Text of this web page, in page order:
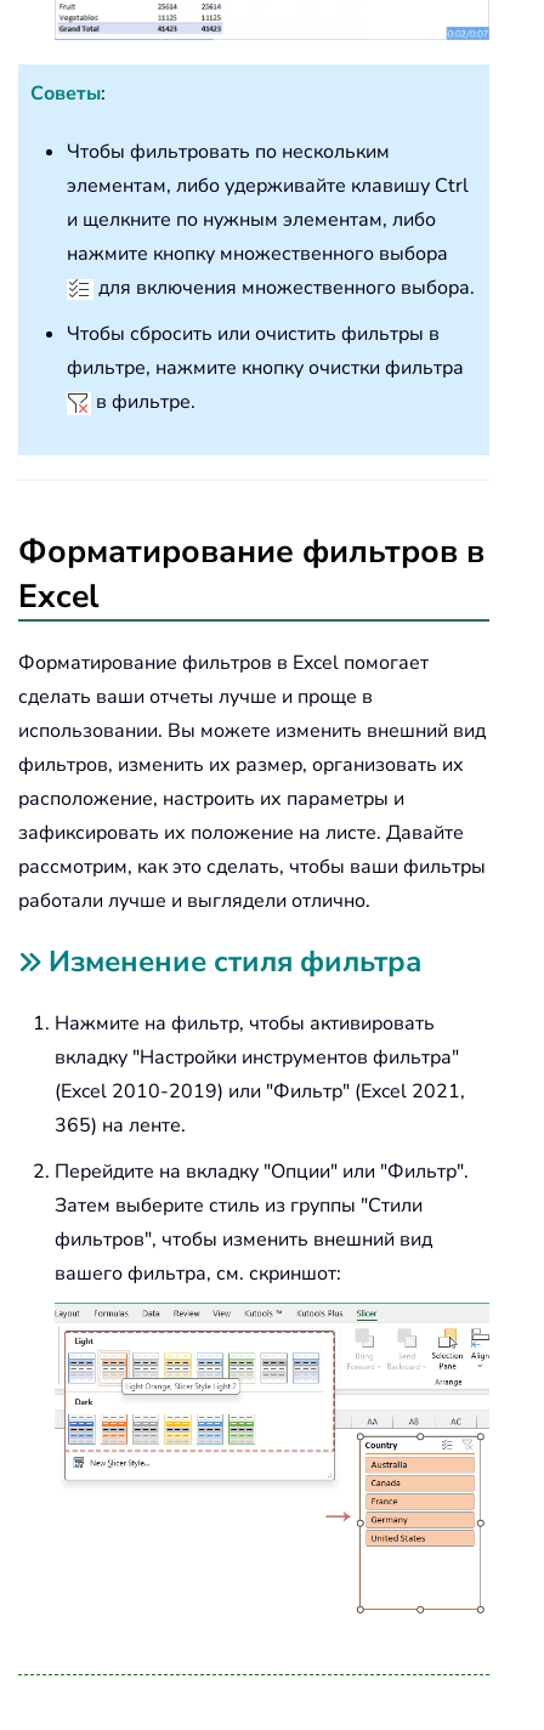
Советы:
Чтобы фильтровать по нескольким
элементам, либо удерживайте клавишу Ctrl
и щелкните по нужным элементам, либо
нажмите кнопку множественного выбора
для включения множественного выбора.
Чтобы сбросить или очистить фильтры в
фильтре, нажмите кнопку очистки фильтра
в фильтре.
Форматирование фильтров в
Excel
Форматирование фильтров в Excel помогает
сделать ваши отчеты лучше и проще в
использовании. Вы можете изменить внешний вид
фильтров, изменить их размер, организовать их
расположение, настроить их параметры и
зафиксировать их положение на листе. Давайте
рассмотрим, как это сделать, чтобы ваши фильтры
работали лучше и выглядели отлично.
Изменение стиля фильтра
Нажмите на фильтр, чтобы активировать
вкладку "Настройки инструментов фильтра"
(Excel 2010-2019) или "Фильтр" (Excel 2021,
365) на ленте.
Перейдите на вкладку "Опции" или "Фильтр".
Затем выберите стиль из группы "Стили
фильтров", чтобы изменить внешний вид
вашего фильтра, см. скриншот: